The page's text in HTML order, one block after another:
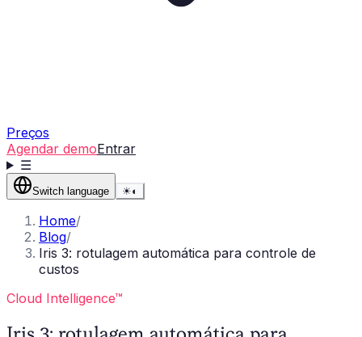
Preços
Agendar demoEntrar
☰
Switch language ☀◐
Home/
Blog/
Iris 3: rotulagem automática para controle de
custos
Cloud Intelligence™